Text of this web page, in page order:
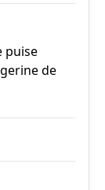
puise
de